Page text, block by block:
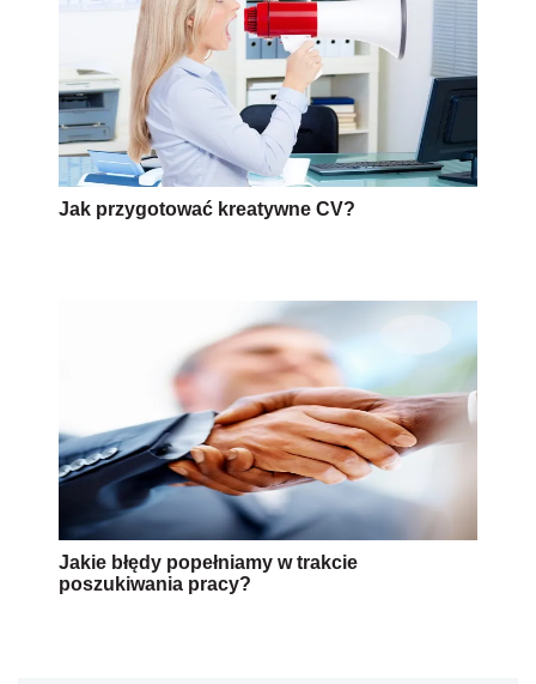
Jak przygotować kreatywne CV?
Jakie błędy popełniamy w trakcie
poszukiwania pracy?